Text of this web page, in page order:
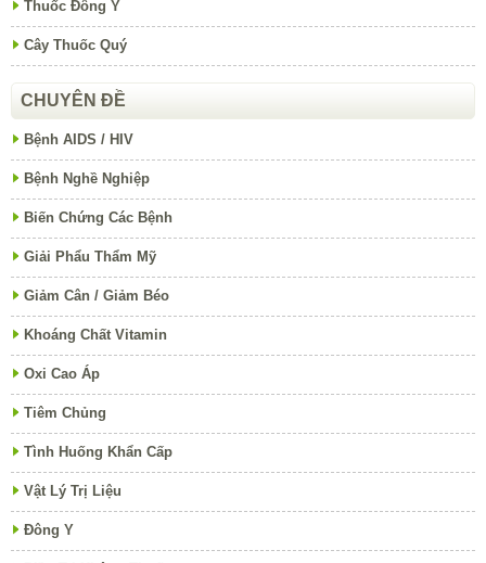
Thuốc Đông Y
Cây Thuốc Quý
CHUYÊN ĐỀ
Bệnh AIDS / HIV
Bệnh Nghề Nghiệp
Biến Chứng Các Bệnh
Giải Phẩu Thẩm Mỹ
Giảm Cân / Giảm Béo
Khoáng Chất Vitamin
Oxi Cao Áp
Tiêm Chủng
Tình Huống Khẩn Cấp
Vật Lý Trị Liệu
Đông Y